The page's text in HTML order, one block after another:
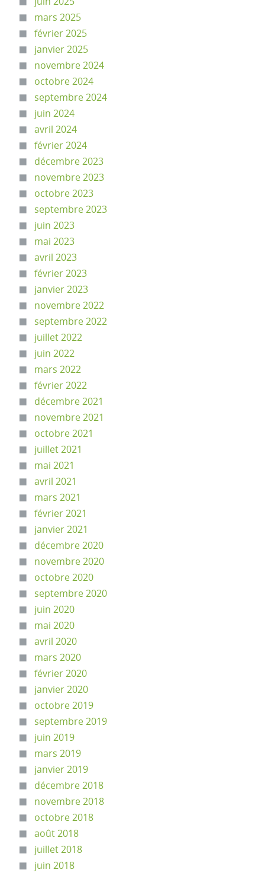
mars 2025
février 2025
janvier 2025
novembre 2024
octobre 2024
septembre 2024
juin 2024
avril 2024
février 2024
décembre 2023
novembre 2023
octobre 2023
septembre 2023
juin 2023
mai 2023
avril 2023
février 2023
janvier 2023
novembre 2022
septembre 2022
juillet 2022
juin 2022
mars 2022
février 2022
décembre 2021
novembre 2021
octobre 2021
juillet 2021
mai 2021
avril 2021
mars 2021
février 2021
janvier 2021
décembre 2020
novembre 2020
octobre 2020
septembre 2020
juin 2020
mai 2020
avril 2020
mars 2020
février 2020
janvier 2020
octobre 2019
septembre 2019
juin 2019
mars 2019
janvier 2019
décembre 2018
novembre 2018
octobre 2018
août 2018
juillet 2018
juin 2018